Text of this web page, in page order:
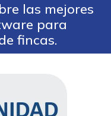
las mejores
para
fincas.